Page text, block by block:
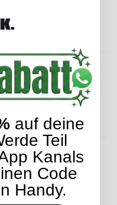
auf deine
Teil
Kanals
Code
Handy.